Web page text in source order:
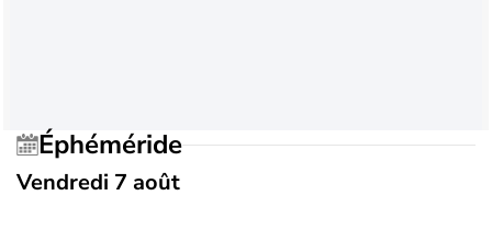
Éphéméride
Vendredi 7 août